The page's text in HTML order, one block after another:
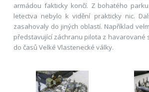
armádou fakticky končí. Z bohatého
letectva nebylo k vidění prakticky nic.
zasahovaly do jiných oblastí. Například
představující záchranu pilota z havarované
do časů Velké Vlastenecké války.